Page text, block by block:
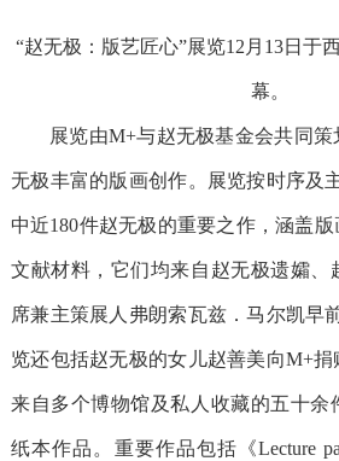
“赵无极：版艺匠心”展览12月13日于
幕。
展览由M+与赵无极基金会共同
无极丰富的版画创作。展览按时序及
中近180件赵无极的重要之作，涵盖
文献材料，它们均来自赵无极遗孀、
席兼主策展人弗朗索瓦兹．马尔凯早
览还包括赵无极的女儿赵善美向M+
来自多个博物馆及私人收藏的五十余
纸本作品。重要作品包括《Lecture